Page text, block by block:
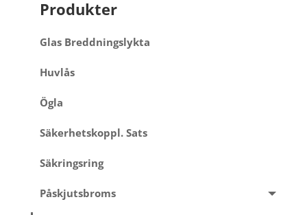
Produkter
Glas Breddningslykta
Huvlås
Ögla
Säkerhetskoppl. Sats
Säkringsring
Påskjutsbroms